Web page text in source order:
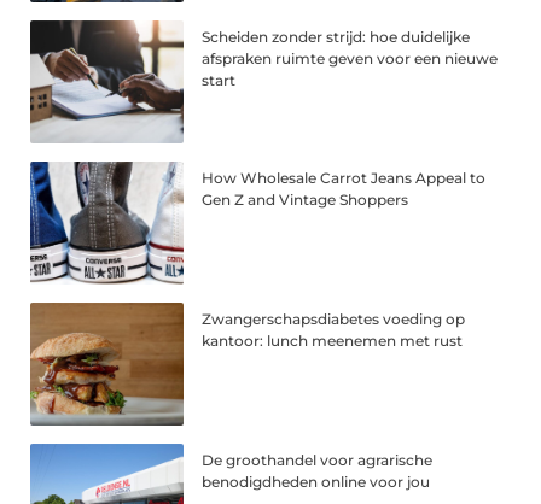
Scheiden zonder strijd: hoe duidelijke
afspraken ruimte geven voor een nieuwe
start
How Wholesale Carrot Jeans Appeal to
Gen Z and Vintage Shoppers
Zwangerschapsdiabetes voeding op
kantoor: lunch meenemen met rust
De groothandel voor agrarische
benodigdheden online voor jou